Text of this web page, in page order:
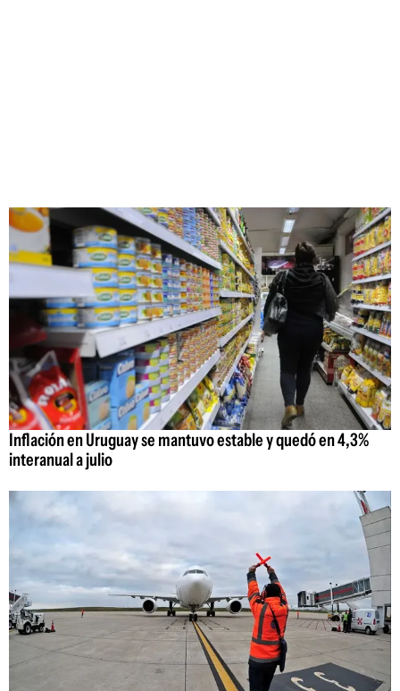
Inflación en Uruguay se mantuvo estable y quedó en 4,3%
interanual a julio